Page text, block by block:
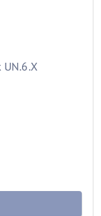
UN.6.X